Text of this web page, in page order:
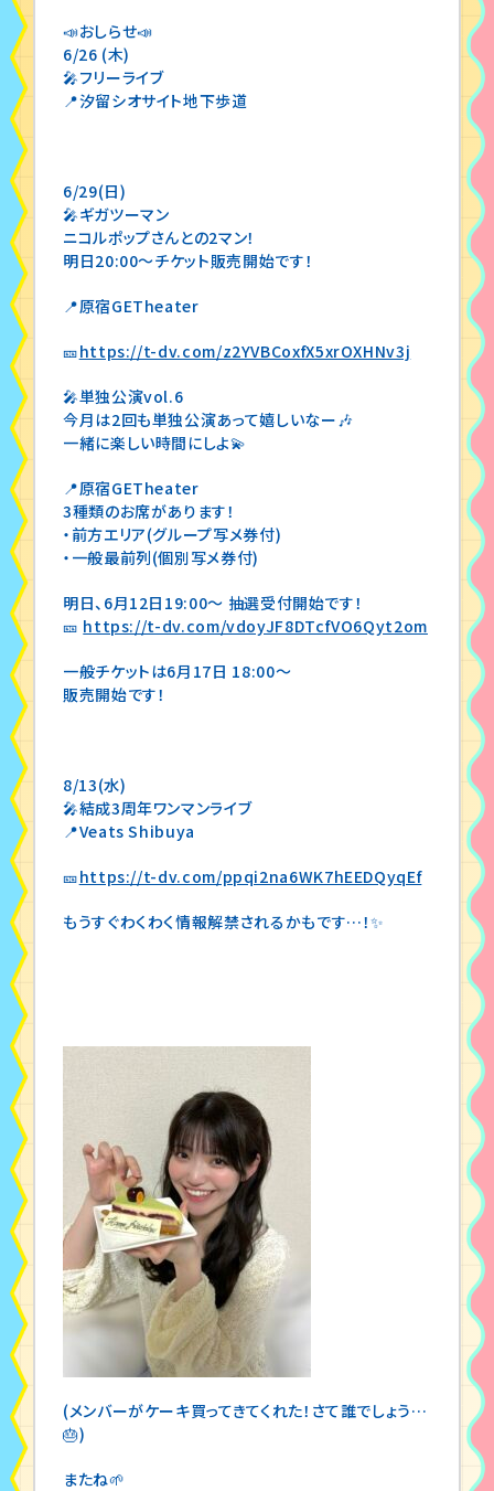
📣おしらせ📣
6/26 (木)
🎤フリーライブ
📍汐留シオサイト地下歩道
6/29(日)
🎤ギガツーマン
ニコルポップさんとの2マン！
明日20:00〜チケット販売開始です！
📍原宿GETheater
🎫https://t-dv.com/z2YVBCoxfX5xrOXHNv3j
🎤単独公演vol.6
今月は2回も単独公演あって嬉しいなー🎶
一緒に楽しい時間にしよ💫
📍原宿GETheater
3種類のお席があります！
・前方エリア(グループ写メ券付)
・一般最前列(個別写メ券付)
明日、6月12日19:00〜 抽選受付開始です！
🎫 https://t-dv.com/vdoyJF8DTcfVO6Qyt2om
一般チケットは6月17日 18:00〜
販売開始です！
8/13(水)
🎤結成3周年ワンマンライブ
📍Veats Shibuya
🎫https://t-dv.com/ppqi2na6WK7hEEDQyqEf
もうすぐわくわく情報解禁されるかもです…！✨️
(メンバーがケーキ買ってきてくれた！さて誰でしょう…
🎂)
またね🌱